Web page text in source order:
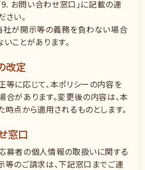
9. お問い合わせ窓口」に記載の連
い。
社が開示等の義務を負わない場合
ことがあります。
改定
等に応じて、本ポリシーの内容を
合があります。変更後の内容は、本
時点から適用されるものとします。
窓口
募者の個人情報の取扱いに関する
等のご請求は、下記窓口までご連